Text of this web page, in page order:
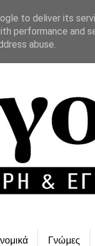
Γνώμες
to deliver its
performance and
abuse.